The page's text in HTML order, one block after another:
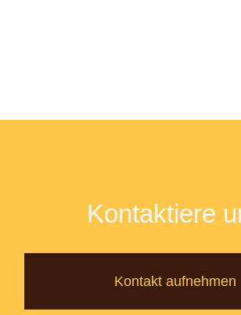
Kontaktiere
Kontakt aufnehmen